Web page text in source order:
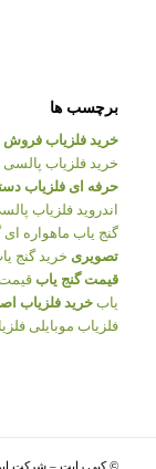
برچسب ها
خرید فلزیاب فروش
خرید فلزیاب پالسی
حرفه ای فلزیاب
اندروید فلزیاب
گنج یاب ماهواره ای
تصویری خرید گنج
قیمت گنج یاب
یاب خرید فلزیاب
فلزیاب موبایلی
© کپی رایت – شرکت ایران زمین